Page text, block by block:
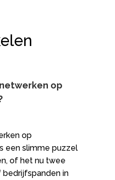
op
op
een slimme puzzel
of het nu twee
in